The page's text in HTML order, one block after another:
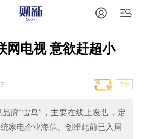
网电视 意欲赶超小
T中
牌“雷鸟”，主要在线上发售，定
家电企业海信、创维此前已入局